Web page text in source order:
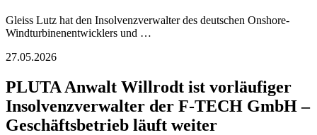
Gleiss Lutz hat den Insolvenzverwalter des deutschen Onshore-
Windturbinenentwicklers und …
27.05.2026
PLUTA Anwalt Willrodt ist vorläufiger
Insolvenzverwalter der F-TECH GmbH –
Geschäftsbetrieb läuft weiter